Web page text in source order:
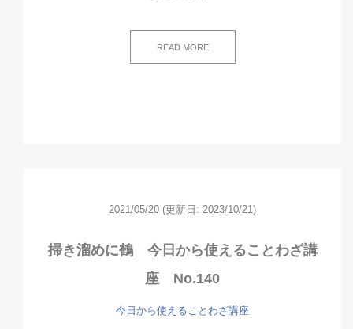
READ MORE
2021/05/20 (更新日: 2023/10/21)
掃き溜めに鶴 今日から使えることわざ講
座 No.140
今日から使えることわざ講座